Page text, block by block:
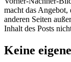
macht das Angebot,
anderen Seiten
Inhalt des Posts
Keine